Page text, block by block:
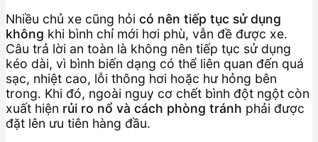
Nhiều chủ xe cũng hỏi có nên tiếp tục sử dụng
không khi bình chỉ mới hơi phù, vẫn đề được xe.
Câu trả lời an toàn là không nên tiếp tục sử dụng
kéo dài, vì bình biến dạng có thể liên quan đến quá
sạc, nhiệt cao, lỗi thông hơi hoặc hư hỏng bên
trong. Khi đó, ngoài nguy cơ chết bình đột ngột còn
xuất hiện rủi ro nổ và cách phòng tránh phải được
đặt lên ưu tiên hàng đầu.